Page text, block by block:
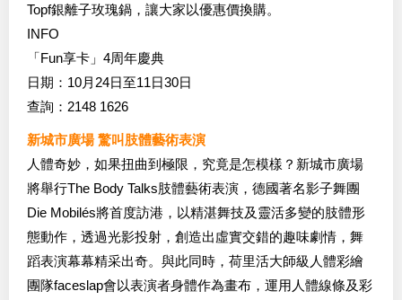
Topf銀離子玫瑰鍋，讓大家以優惠價換購。
INFO
「Fun享卡」4周年慶典
日期：10月24日至11日30日
查詢：2148 1626
新城市廣場 驚叫肢體藝術表演
人體奇妙，如果扭曲到極限，究竟是怎模樣？新城市廣場
將舉行The Body Talks肢體藝術表演，德國著名影子舞團
Die Mobilés將首度訪港，以精湛舞技及靈活多變的肢體形
態動作，透過光影投射，創造出虛實交錯的趣味劇情，舞
蹈表演幕幕精采出奇。與此同時，荷里活大師級人體彩繪
團隊faceslap會以表演者身體作為畫布，運用人體線條及彩